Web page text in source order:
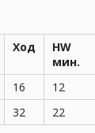
Ход
HW
мин.
16 12
32 22